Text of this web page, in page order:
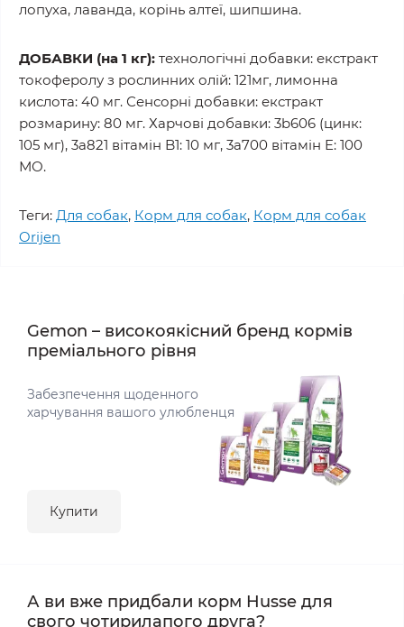
лопуха, лаванда, корінь алтеї, шипшина.
ДОБАВКИ (на 1 кг): технологічні добавки: екстракт
токоферолу з рослинних олій: 121мг, лимонна
кислота: 40 мг. Сенсорні добавки: екстракт
розмарину: 80 мг. Харчові добавки: 3b606 (цинк:
105 мг), 3a821 вітамін B1: 10 мг, 3a700 вітамін E: 100
МО.
Теги: Для собак, Корм для собак, Корм для собак
Orijen
Gemon – високоякісний бренд кормів
преміального рівня
Забезпечення щоденного
харчування вашого улюбленця
Купити
А ви вже придбали корм Husse для
свого чотирилапого друга?